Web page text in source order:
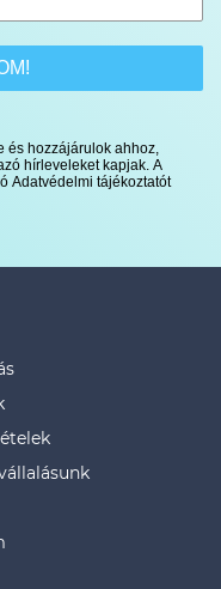
és hozzájárulok ahhoz,
hírleveleket kapjak. A
Adatvédelmi tájékoztatót